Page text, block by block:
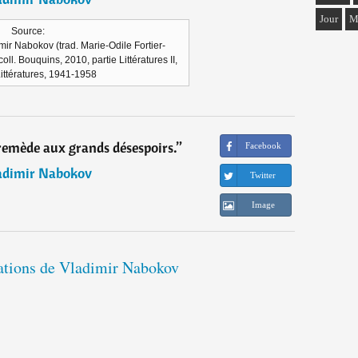
Source:
Nabokov (trad. Marie-Odile Fortier-
Bouquins, 2010, partie Littératures II,
1941-1958
aux grands désespoirs.”
Nabokov
Facebook
Twitter
Image
de Vladimir Nabokov
Jour